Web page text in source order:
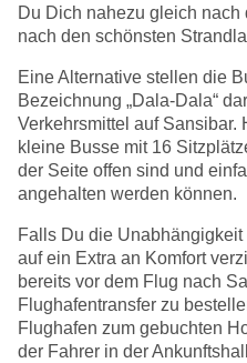
Du Dich nahezu gleich
nach den schönsten
Eine Alternative stellen die
Bezeichnung „Dala-Dala“
Verkehrsmittel auf Sansibar.
kleine Busse mit 16
der Seite offen sind und
angehalten werden können.
Falls Du die
auf ein Extra an Komfort
bereits vor dem Flug nach
Flughafentransfer zu
Flughafen zum gebuchten
der Fahrer in der